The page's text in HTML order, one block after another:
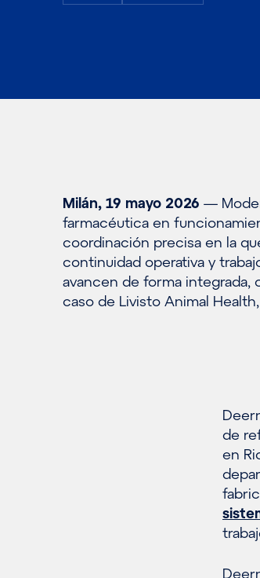
Milán, 19 mayo 2026 —
farmacéutica en
coordinación precisa en la
continuidad operativa y
avancen de forma integrada,
caso de Livisto Animal Health,
de
en